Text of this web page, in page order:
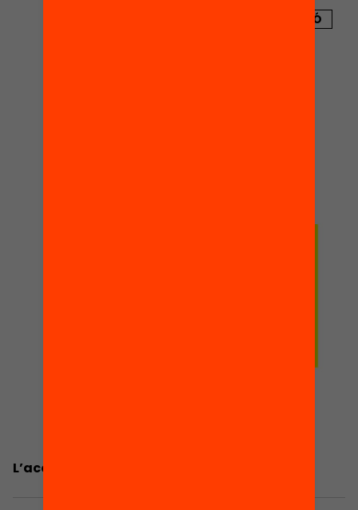
PUBLICACIÓ
L’acollida